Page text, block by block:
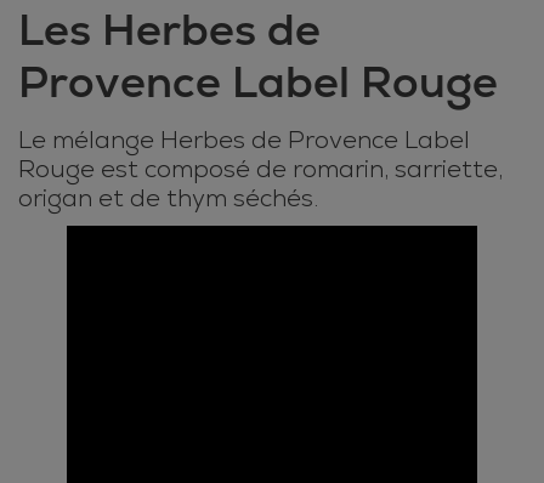
Les Herbes de
Provence Label Rouge
Le mélange Herbes de Provence Label
Rouge est composé de romarin, sarriette,
origan et de thym séchés.